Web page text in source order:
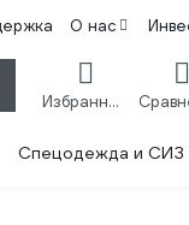
О нас
Избранное
Спецодежда и СИЗ